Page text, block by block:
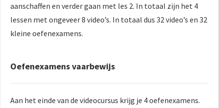
aanschaffen en verder gaan met les 2. In totaal zijn het 4
lessen met ongeveer 8 video’s. In totaal dus 32 video’s en 32
kleine oefenexamens.
Oefenexamens vaarbewijs
Aan het einde van de videocursus krijg je 4 oefenexamens.